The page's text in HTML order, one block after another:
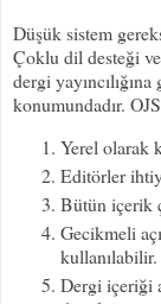
Düşük sistem
Çoklu dil desteği
dergi
konumundadır.
Yerel olarak
Editörler
Bütün içerik
Gecikmeli
kullanılabilir.
Dergi içeriği